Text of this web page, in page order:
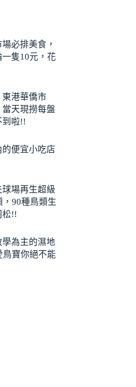
必排美食，
隻10元，花
港華僑市
天現撈每盤
到啦!!
便宜小吃店
場再生超級
90種鳥類生
松!!
為主的濕地
鳥寶你絕不能